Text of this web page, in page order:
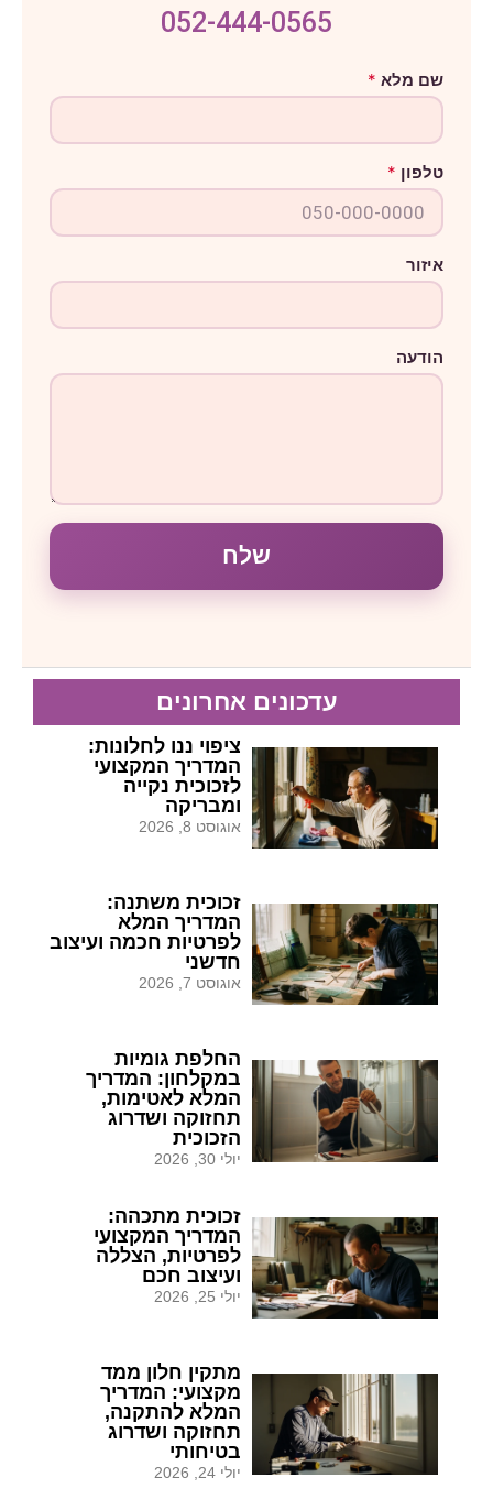
052-444-0565
ה
ו
ה
ל
פ
ן
ל
א
שם מלא *
טלפון *
איזור
הודעה
שלח
עדכונים אחרונים
ציפוי ננו לחלונות:
המדריך המקצועי
לזכוכית נקייה
ומבריקה
אוגוסט 8, 2026
זכוכית משתנה:
המדריך המלא
לפרטיות חכמה ועיצוב
חדשני
אוגוסט 7, 2026
החלפת גומיות
במקלחון: המדריך
המלא לאטימות,
תחזוקה ושדרוג
הזכוכית
יולי 30, 2026
זכוכית מתכהה:
המדריך המקצועי
לפרטיות, הצללה
ועיצוב חכם
יולי 25, 2026
מתקין חלון ממד
מקצועי: המדריך
המלא להתקנה,
תחזוקה ושדרוג
בטיחותי
יולי 24, 2026